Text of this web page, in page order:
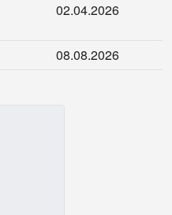
02.04.2026
08.08.2026